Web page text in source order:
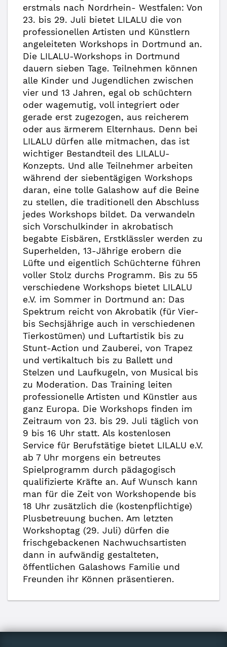
erstmals nach Nordrhein- Westfalen: Von
23. bis 29. Juli bietet LILALU die von
professionellen Artisten und Künstlern
angeleiteten Workshops in Dortmund an.
Die LILALU-Workshops in Dortmund
dauern sieben Tage. Teilnehmen können
alle Kinder und Jugendlichen zwischen
vier und 13 Jahren, egal ob schüchtern
oder wagemutig, voll integriert oder
gerade erst zugezogen, aus reicherem
oder aus ärmerem Elternhaus. Denn bei
LILALU dürfen alle mitmachen, das ist
wichtiger Bestandteil des LILALU-
Konzepts. Und alle Teilnehmer arbeiten
während der siebentägigen Workshops
daran, eine tolle Galashow auf die Beine
zu stellen, die traditionell den Abschluss
jedes Workshops bildet. Da verwandeln
sich Vorschulkinder in akrobatisch
begabte Eisbären, Erstklässler werden zu
Superhelden, 13-Jährige erobern die
Lüfte und eigentlich Schüchterne führen
voller Stolz durchs Programm. Bis zu 55
verschiedene Workshops bietet LILALU
e.V. im Sommer in Dortmund an: Das
Spektrum reicht von Akrobatik (für Vier-
bis Sechsjährige auch in verschiedenen
Tierkostümen) und Luftartistik bis zu
Stunt-Action und Zauberei, von Trapez
und vertikaltuch bis zu Ballett und
Stelzen und Laufkugeln, von Musical bis
zu Moderation. Das Training leiten
professionelle Artisten und Künstler aus
ganz Europa. Die Workshops finden im
Zeitraum von 23. bis 29. Juli täglich von
9 bis 16 Uhr statt. Als kostenlosen
Service für Berufstätige bietet LILALU e.V.
ab 7 Uhr morgens ein betreutes
Spielprogramm durch pädagogisch
qualifizierte Kräfte an. Auf Wunsch kann
man für die Zeit von Workshopende bis
18 Uhr zusätzlich die (kostenpflichtige)
Plusbetreuung buchen. Am letzten
Workshoptag (29. Juli) dürfen die
frischgebackenen Nachwuchsartisten
dann in aufwändig gestalteten,
öffentlichen Galashows Familie und
Freunden ihr Können präsentieren.